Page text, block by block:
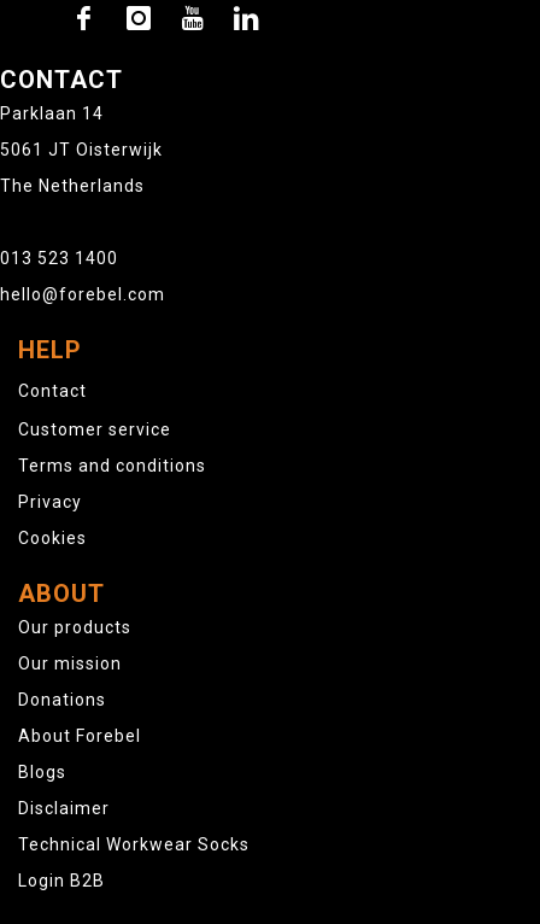
CONTACT
Parklaan 14
5061 JT Oisterwijk
The Netherlands
013 523 1400
hello@forebel.com
HELP
Contact
Customer service
Terms and conditions
Privacy
Cookies
ABOUT
Our products
Our mission
Donations
About Forebel
Blogs
Disclaimer
Technical Workwear Socks
Login B2B